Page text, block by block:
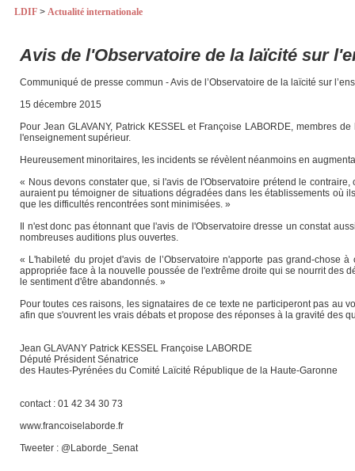
LDIF > Actualité internationale
Avis de l'Observatoire de la laïcité sur
Communiqué de presse commun - Avis de l’Observatoire de la laïcité sur
15 décembre 2015
Pour Jean GLAVANY, Patrick KESSEL et Françoise LABORDE, membres
l'enseignement supérieur.
Heureusement minoritaires, les incidents se révèlent néanmoins en
« Nous devons constater que, si l'avis de l'Observatoire prétend le
auraient pu témoigner de situations dégradées dans les établissements où
que les difficultés rencontrées sont minimisées. »
Il n'est donc pas étonnant que l'avis de l'Observatoire dresse un constat
nombreuses auditions plus ouvertes.
« L'habileté du projet d'avis de l’Observatoire n'apporte pas grand-chose
appropriée face à la nouvelle poussée de l'extrême droite qui se nourrit des
le sentiment d'être abandonnés. »
Pour toutes ces raisons, les signataires de ce texte ne participeront pas au
afin que s'ouvrent les vrais débats et propose des réponses à la gravité des
Jean GLAVANY Patrick KESSEL Françoise LABORDE
Député Président Sénatrice
des Hautes-Pyrénées du Comité Laïcité République de la Haute-Garonne
contact : 01 42 34 30 73
www.francoiselaborde.fr
Tweeter : @Laborde_Senat